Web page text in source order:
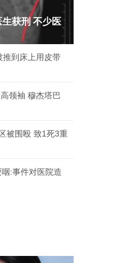
获刑 不少医
到床上用皮带
领袖 穆杰塔巴
被围殴 致1死3重
:事件对医院造